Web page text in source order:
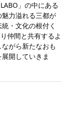
」の中にある
力溢れる三都が
・文化の根付く
仲間と共有するよ
がら新たなおも
開していきま